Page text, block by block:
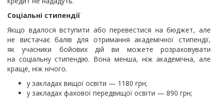
Соціальні стипендії
Якщо вдалося вступити або перевестися на бюджет, але
не вистачає балів для отримання академічної стипендії,
як учасники бойових дій ви можете розраховувати
на соціальну стипендію. Вона менша, ніж академічна, але
краще, ніж нічого.
у закладах вищої освіти — 1180 грн;
у закладах фахової передвищої освіти — 890 грн;